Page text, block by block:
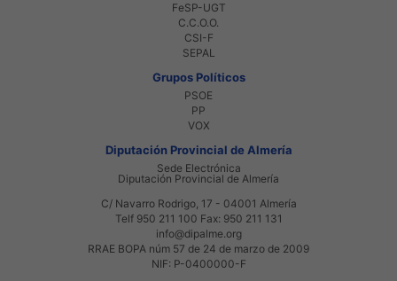
FeSP-UGT
C.C.O.O.
CSI-F
SEPAL
Grupos Políticos
PSOE
PP
VOX
Diputación Provincial de Almería
Sede Electrónica
Diputación Provincial de Almería
C/ Navarro Rodrigo, 17 - 04001 Almería
Telf 950 211 100 Fax: 950 211 131
info@dipalme.org
RRAE BOPA núm 57 de 24 de marzo de 2009
NIF: P-0400000-F